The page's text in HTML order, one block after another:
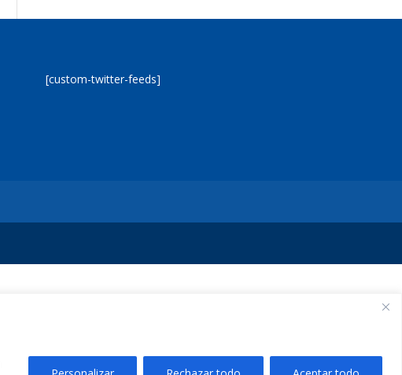
[custom-twitter-feeds]